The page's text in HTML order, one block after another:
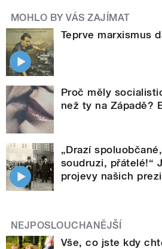
MOHLO BY VÁS ZAJÍMAT
Teprve marxismus
Proč měly
než ty na Západě?
„Drazí
soudruzi, přátelé!“
projevy našich
NEJPOSLOUCHANĚJŠÍ
Vše, co jste kdy